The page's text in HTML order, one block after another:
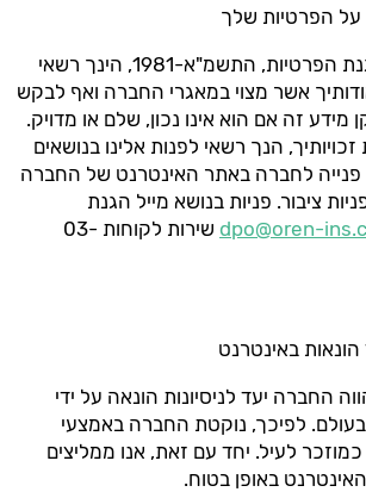
על הפרטיות שלך
על-פי חוק הגנת הפרטיות, התשמ"א-1981, הינך רשאי
אשר מצוי במאגרי החברה ואף לבקש
זה אם הוא אינו נכון, שלם או מדויק.
הנך רשאי לפנות אלינו בנושאים
פנייה לחברה באתר האינטרנט של החברה
ציבור. פניות בנושא מייל הגנת
dpo@oren-
שירות לקוחות 03-
באינטרנט
החברה יעד לניסיונות הונאה על ידי
בעולם. לפיכך, נוקטת החברה באמצעי
לעיל. יחד עם זאת, אנו ממליצים
באופן בטוח.